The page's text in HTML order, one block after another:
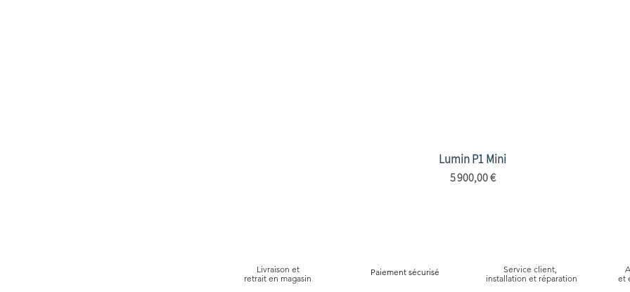
Aperçu rapide
Lumin P1 Mini
Prix
5 900,00 €
Livraison et
retrait en magasin
Paiement sécurisé
Service client,
installation et réparation
et